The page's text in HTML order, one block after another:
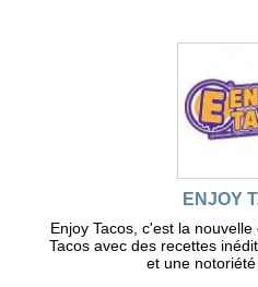
ENJOY
Enjoy Tacos, c'est la
Tacos avec des recettes
et une